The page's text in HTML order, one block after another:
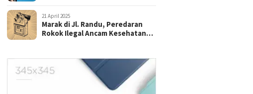
21 April 2025
Marak di Jl. Randu, Peredaran
Rokok Ilegal Ancam Kesehatan